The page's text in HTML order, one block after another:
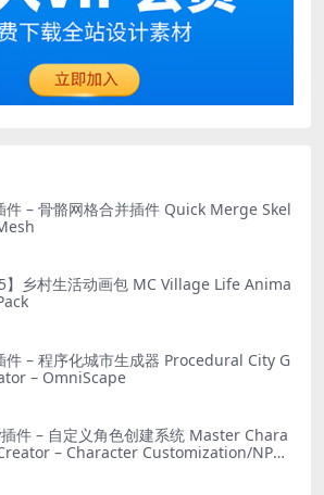
件 – 骨骼网格合并插件 Quick Merge Skel
】乡村生活动画包 MC Village Life Anima
件 – 程序化城市生成器 Procedural City G
– OmniScape
件 – 自定义角色创建系统 Master Chara
– Character Customization/NPC